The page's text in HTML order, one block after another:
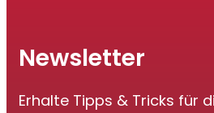
Newsletter
Erhalte Tipps & Tricks für